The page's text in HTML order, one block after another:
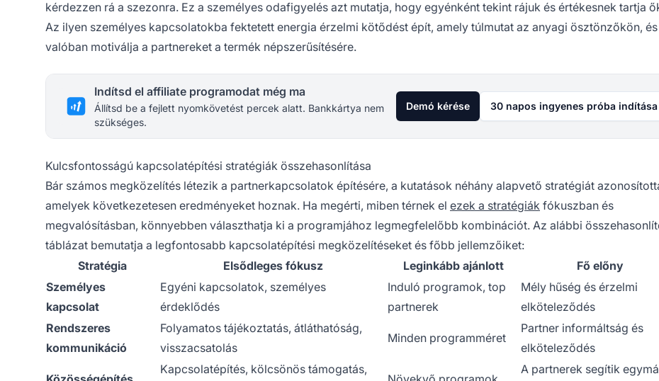
kérdezzen rá a szezonra. Ez a személyes odafigyelés azt mutatja, hogy egyénként tekint rájuk és értékesnek tartja
Az ilyen személyes kapcsolatokba fektetett energia érzelmi kötődést épít, amely túlmutat az anyagi ösztönzőkön, és
valóban motiválja a partnereket a termék népszerűsítésére.
Indítsd el affiliate programodat még ma
Állítsd be a fejlett nyomkövetést percek alatt. Bankkártya nem
szükséges.
Demó kérése 30 napos ingyenes próba indítása
Kulcsfontosságú kapcsolatépítési stratégiák összehasonlítása
Bár számos megközelítés létezik a partnerkapcsolatok építésére, a kutatások néhány alapvető stratégiát
amelyek következetesen eredményeket hoznak. Ha megérti, miben térnek el ezek a stratégiák fókuszban és
megvalósításban, könnyebben választhatja ki a programjához legmegfelelőbb kombinációt. Az alábbi
táblázat bemutatja a legfontosabb kapcsolatépítési megközelítéseket és főbb jellemzőiket:
Stratégia
Elsődleges fókusz Leginkább ajánlott
Fő előny
Személyes
kapcsolat
Egyéni kapcsolatok, személyes
érdeklődés
Induló programok, top
partnerek
Mély hűség és érzelmi
elköteleződés
Rendszeres
kommunikáció
Folyamatos tájékoztatás, átláthatóság,
visszacsatolás
Minden programméret
Partner informáltság és
elköteleződés
Kapcsolatépítés, kölcsönös támogatás,
A partnerek segítik